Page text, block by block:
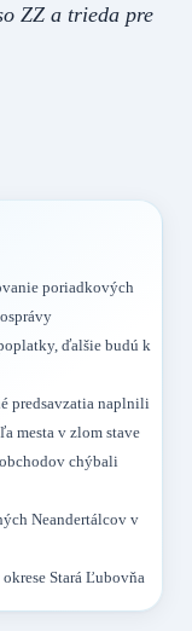
ZZ a trieda pre
poriadkových
ďalšie budú k
predsavzatia naplnili
mesta v zlom stave
chýbali
Neandertálcov v
Stará Ľubovňa